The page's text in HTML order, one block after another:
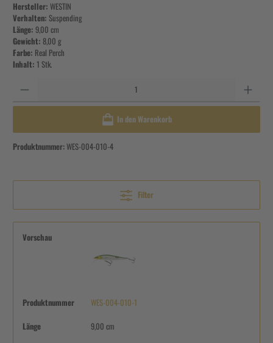
Hersteller: WESTIN
Verhalten: Suspending
Länge: 9,00 cm
Gewicht: 8,00 g
Farbe: Real Perch
Inhalt: 1 Stk.
In den Warenkorb
Produktnummer:WES-004-010-4
Filter
Vorschau
Produktnummer WES-004-010-1
Länge 9,00 cm